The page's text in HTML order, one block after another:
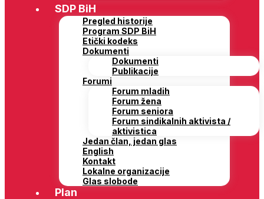
SDP BiH
Pregled historije
Program SDP BiH
Etički kodeks
Dokumenti
Dokumenti
Publikacije
Forumi
Forum mladih
Forum žena
Forum seniora
Forum sindikalnih aktivista /
aktivistica
Jedan član, jedan glas
English
Kontakt
Lokalne organizacije
Glas slobode
Plan